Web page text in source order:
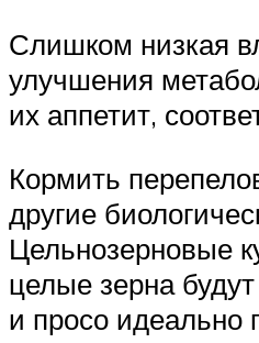
Слишком низкая
улучшения
их аппетит,
Кормить
другие
Цельнозерновые
целые зерна
и просо идеально